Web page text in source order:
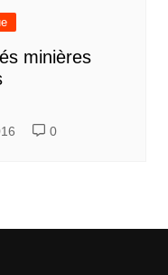
minières
0